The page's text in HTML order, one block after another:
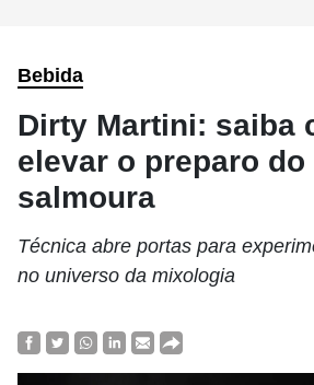
Bebida
Dirty Martini: saiba
elevar o preparo
salmoura
Técnica abre portas para
no universo da mixologia